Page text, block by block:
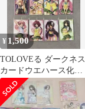
¥ 1,500
TOLOVEる ダークネス
カードウエハース化計
画